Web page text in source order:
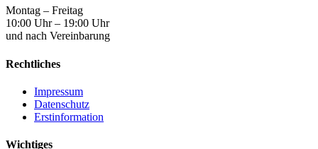
Montag – Freitag
10:00 Uhr – 19:00 Uhr
und nach Vereinbarung
Rechtliches
Impressum
Datenschutz
Erstinformation
Wichtiges